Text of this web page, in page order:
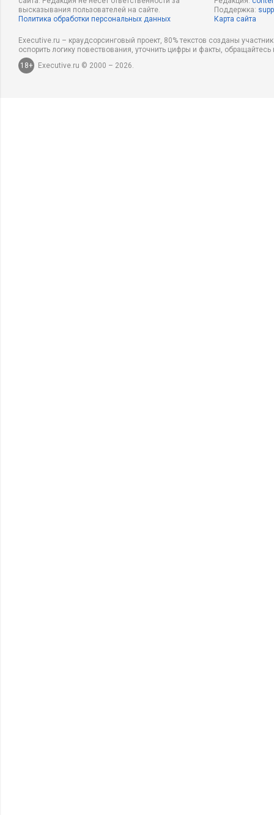
высказывания пользователей на сайте.
Политика обработки персональных данных
Поддержка:
Карта сайта
Executive.ru – краудсорсинговый проект, 80% текстов созданы
оспорить логику повествования, уточнить цифры и факты,
18+
Executive.ru © 2000 – 2026.